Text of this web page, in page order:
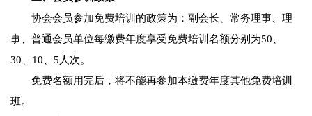
协会会员参加免费培训的政策为：副会长、常务理事、理
事、普通会员单位每缴费年度享受免费培训名额分别为50、
30、10、5人次。
免费名额用完后，将不能再参加本缴费年度其他免费培训
班。